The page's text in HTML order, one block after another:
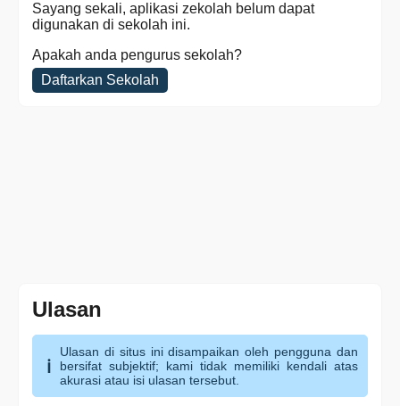
Sayang sekali, aplikasi zekolah belum dapat
digunakan di sekolah ini.
Apakah anda pengurus sekolah?
Daftarkan Sekolah
Ulasan
Ulasan di situs ini disampaikan oleh pengguna dan
bersifat subjektif; kami tidak memiliki kendali atas
akurasi atau isi ulasan tersebut.